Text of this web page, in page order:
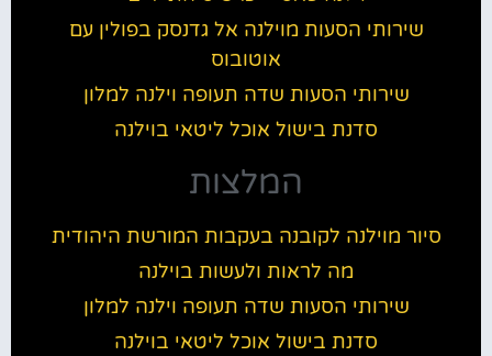
שירותי הסעות מוילנה אל גדנסק בפולין עם
אוטובוס
שירותי הסעות שדה תעופה וילנה למלון
סדנת בישול אוכל ליטאי בוילנה
המלצות
סיור מוילנה לקובנה בעקבות המורשת היהודית
מה לראות ולעשות בוילנה
שירותי הסעות שדה תעופה וילנה למלון
סדנת בישול אוכל ליטאי בוילנה